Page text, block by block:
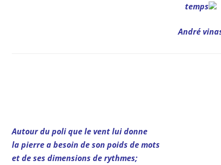
temps
André
Autour du poli que le vent lui donne
la pierre a besoin de son poids de mots
et de ses dimensions de rythmes;